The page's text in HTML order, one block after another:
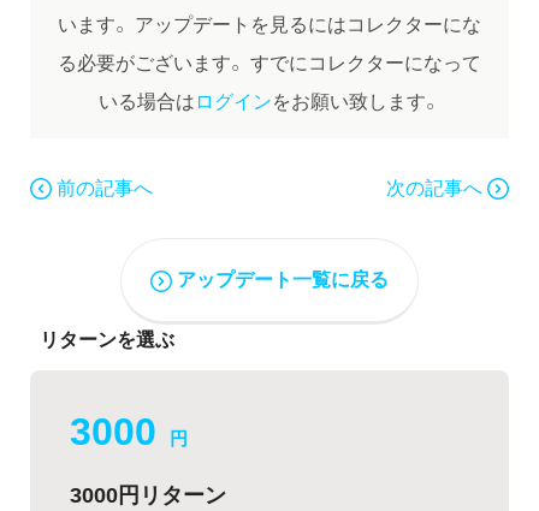
います。 アップデートを見るにはコレクターにな
る必要がございます。 すでにコレクターになって
いる場合はログインをお願い致します。
前の記事へ 次の記事へ
アップデート一覧に戻る
リターンを選ぶ
3000 円
3000円リターン